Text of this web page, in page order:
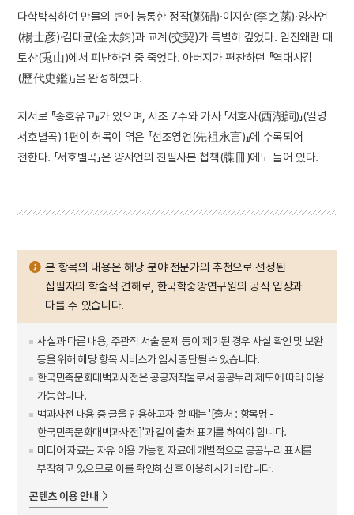
다학박식하여 만물의 변에 능통한 정작(鄭碏)·이지함(李之菡)·양사언
(楊士彦)·김태균(金太鈞)과 교계(交契)가 특별히 깊었다. 임진왜란 때
토산(兎山)에서 피난하던 중 죽었다. 아버지가 편찬하던 『역대사감
(歷代史鑑)』을 완성하였다.
저서로 『송호유고』가 있으며, 시조 7수와 가사 「서호사(西湖詞)」(일명
서호별곡) 1편이 허목이 엮은 『선조영언(先祖永言)』에 수록되어
전한다. 「서호별곡」은 양사언의 친필사본 첩책(牒冊)에도 들어 있다.
본 항목의 내용은 해당 분야 전문가의 추천으로 선정된
집필자의 학술적 견해로, 한국학중앙연구원의 공식 입장과
다를 수 있습니다.
사실과 다른 내용, 주관적 서술 문제 등이 제기된 경우 사실 확인 및 보완
등을 위해 해당 항목 서비스가 임시 중단될 수 있습니다.
한국민족문화대백과사전은 공공저작물로서 공공누리 제도에 따라 이용
가능합니다.
백과사전 내용 중 글을 인용하고자 할 때는 '[출처 : 항목명 -
한국민족문화대백과사전]'과 같이 출처 표기를 하여야 합니다.
미디어 자료는 자유 이용 가능한 자료에 개별적으로 공공누리 표시를
부착하고 있으므로 이를 확인하신 후 이용하시기 바랍니다.
콘텐츠 이용 안내